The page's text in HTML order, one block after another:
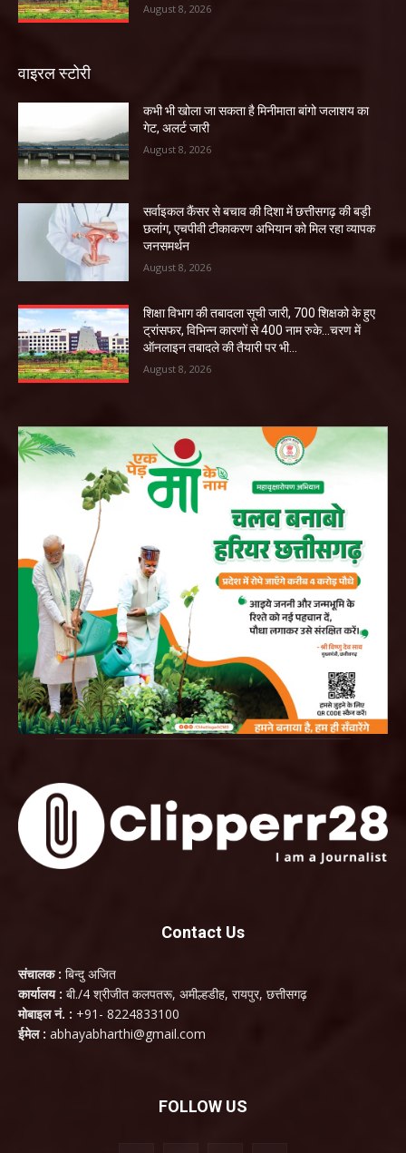
August 8, 2026
वाइरल स्टोरी
कभी भी खोला जा सकता है मिनीमाता बांगो जलाशय का
गेट, अलर्ट जारी
August 8, 2026
सर्वाइकल कैंसर से बचाव की दिशा में छत्तीसगढ़ की बड़ी
छलांग, एचपीवी टीकाकरण अभियान को मिल रहा व्यापक
जनसमर्थन
August 8, 2026
शिक्षा विभाग की तबादला सूची जारी, 700 शिक्षको के हुए
ट्रांसफर, विभिन्न कारणों से 400 नाम रुके…चरण में
ऑनलाइन तबादले की तैयारी पर भी...
August 8, 2026
Contact Us
संचालक : बिन्दु अजित
कार्यालय : बी./4 श्रीजीत कलपतरू, अमील्हडीह, रायपुर, छत्तीसगढ़
मोबाइल नं. : +91- 8224833100
ईमेल : abhayabharthi@gmail.com
FOLLOW US